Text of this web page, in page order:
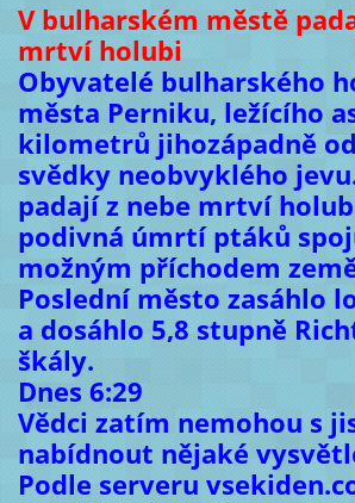
V bulharském městě
mrtví holubi
Obyvatelé bulharského
města Perniku, ležícího
kilometrů jihozápadně
svědky neobvyklého
padají z nebe mrtví
podivná úmrtí ptáků
možným příchodem
Poslední město zasáhlo
a dosáhlo 5,8 stupně
škály.
Dnes 6:29
Vědci zatím nemohou s
nabídnout nějaké
Podle serveru